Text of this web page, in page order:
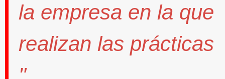
la empresa en la que
realizan las prácticas